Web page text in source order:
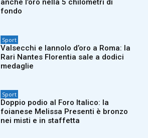
anche l’oro nella 5 chilometri di
fondo
Sport
Valsecchi e Iannolo d’oro a Roma: la
Rari Nantes Florentia sale a dodici
medaglie
Sport
Doppio podio al Foro Italico: la
foianese Melissa Presenti è bronzo
nei misti e in staffetta